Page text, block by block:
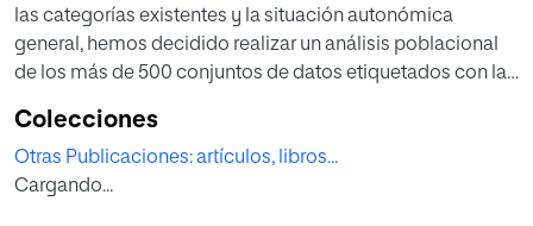
las categorías existentes y la situación autonómica
general, hemos decidido realizar un análisis poblacional
de los más de 500 conjuntos de datos etiquetados con la
“Demografía” suministrados en abril de 2024. La revisión
muestra la existencia de diferencias inter autonómicas
muy importantes en ambas categorías tanto en el número
Colecciones
Otras Publicaciones: artículos, libros...
Cargando...